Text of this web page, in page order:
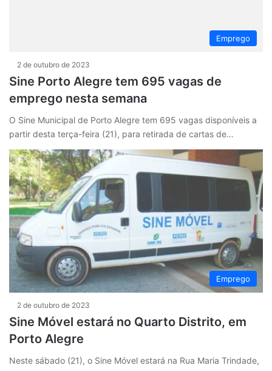
Emprego
2 de outubro de 2023
Sine Porto Alegre tem 695 vagas de
emprego nesta semana
O Sine Municipal de Porto Alegre tem 695 vagas disponíveis a
partir desta terça-feira (21), para retirada de cartas de…
Emprego
2 de outubro de 2023
Sine Móvel estará no Quarto Distrito, em
Porto Alegre
Neste sábado (21), o Sine Móvel estará na Rua Maria Trindade,